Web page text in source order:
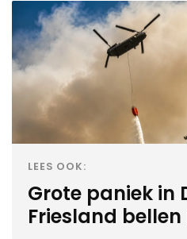
LEES OOK:
Grote paniek in
Friesland bellen